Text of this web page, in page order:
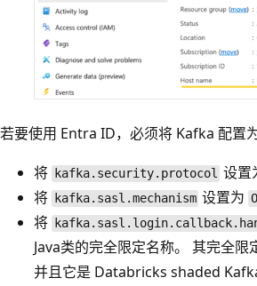
若要使用 Entra ID，必须将 Kafka 配置
将
kafka.security.protocol 设置
将 kafka.sasl.mechanism 设置为
将
Java类的完全限定名称。 其完全限
并且它是 Databricks shaded